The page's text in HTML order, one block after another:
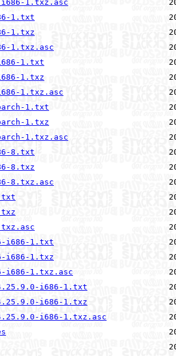
i686-1.txz.asc
1.txt
1.txz
1.txz.asc
1.txt
1.txz
1.txz.asc
1.txt
1.txz
1.txz.asc
8.txt
8.txz
8.txz.asc
i686-1.txt
i686-1.txz
i686-1.txz.asc
i686-1.txt
i686-1.txz
i686-1.txz.asc